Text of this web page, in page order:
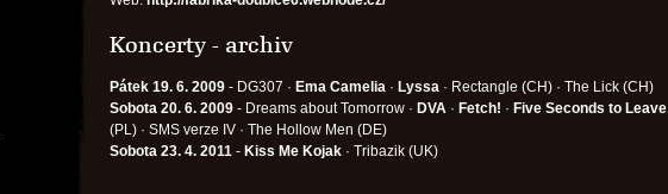
Koncerty - archiv
Pátek 19. 6. 2009 - DG307 · Ema Camelia · Lyssa · Rectangle (CH) · The Lick (CH)
Sobota 20. 6. 2009 - Dreams about Tomorrow · DVA · Fetch! · Five Seconds to Leave
(PL) · SMS verze IV · The Hollow Men (DE)
Sobota 23. 4. 2011 - Kiss Me Kojak · Tribazik (UK)